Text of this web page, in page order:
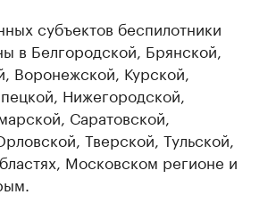
субъектов беспилотники
в Белгородской, Брянской,
Воронежской, Курской,
Нижегородской,
Саратовской,
Тверской, Тульской,
Московском регионе и